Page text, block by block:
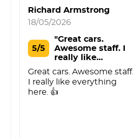
Richard Armstrong
18/05/2026
5/5
"Great cars.
Awesome staff. I
really like
Great cars. Awesome staff.
I really like everything
here. 👍